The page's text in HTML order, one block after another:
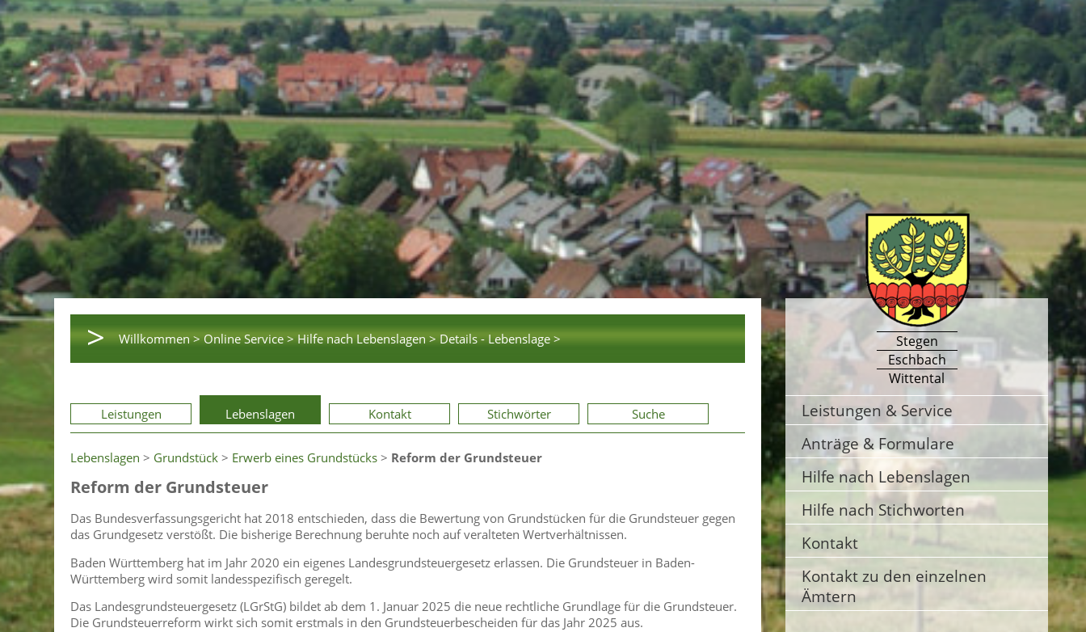
> Willkommen > Online Service > Hilfe nach Lebenslagen > Details - Lebenslage >
Leistungen Lebenslagen Kontakt Stichwörter Suche
Lebenslagen > Grundstück > Erwerb eines Grundstücks > Reform der Grundsteuer
Reform der Grundsteuer
Das Bundesverfassungsgericht hat 2018 entschieden, dass die Bewertung von Grundstücken für die Grundsteuer gegen
das Grundgesetz verstößt. Die bisherige Berechnung beruhte noch auf veralteten Wertverhältnissen.
Baden Württemberg hat im Jahr 2020 ein eigenes Landesgrundsteuergesetz erlassen. Die Grundsteuer in Baden-
Württemberg wird somit landesspezifisch geregelt.
Das Landesgrundsteuergesetz (LGrStG) bildet ab dem 1. Januar 2025 die neue rechtliche Grundlage für die Grundsteuer.
Die Grundsteuerreform wirkt sich somit erstmals in den Grundsteuerbescheiden für das Jahr 2025 aus.
Stegen
Eschbach
Wittental
Leistungen & Service
Anträge & Formulare
Hilfe nach Lebenslagen
Hilfe nach Stichworten
Kontakt
Kontakt zu den einzelnen
Ämtern